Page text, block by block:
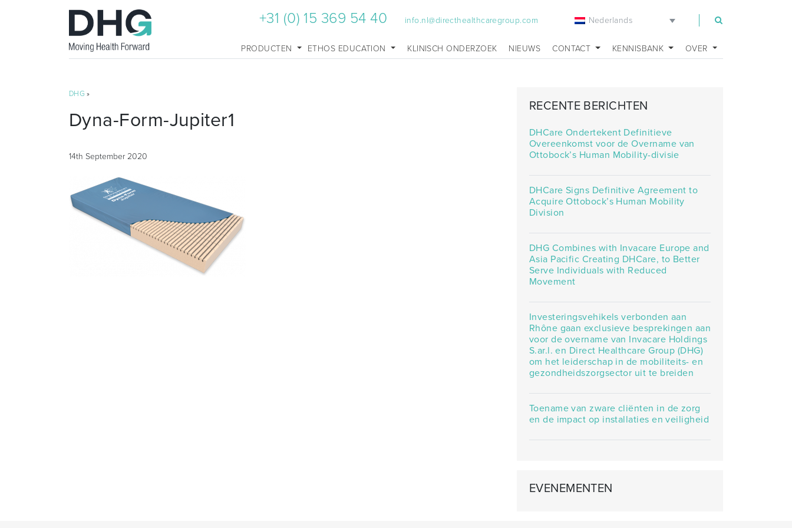
+31 (0) 15 369 54 40 info.nl@directhealthcaregroup.com Nederlands
PRODUCTEN ETHOS EDUCATION KLINISCH ONDERZOEK NIEUWS CONTACT KENNISBANK OVER
DHG »
Dyna-Form-Jupiter1
14th September 2020
RECENTE BERICHTEN
DHCare Ondertekent Definitieve
Overeenkomst voor de Overname van
Ottobock’s Human Mobility-divisie
DHCare Signs Definitive Agreement to
Acquire Ottobock’s Human Mobility
Division
DHG Combines with Invacare Europe and
Asia Pacific Creating DHCare, to Better
Serve Individuals with Reduced
Movement
Investeringsvehikels verbonden aan
Rhône gaan exclusieve besprekingen aan
voor de overname van Invacare Holdings
S.ar.l. en Direct Healthcare Group (DHG)
om het leiderschap in de mobiliteits- en
gezondheidszorgsector uit te breiden
Toename van zware cliënten in de zorg
en de impact op installaties en veiligheid
EVENEMENTEN